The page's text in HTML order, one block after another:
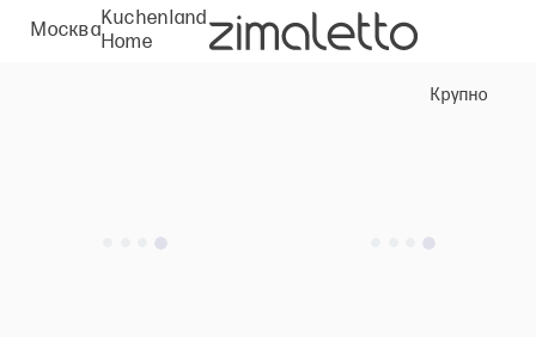
Москва
Kuchenland
Home
Крупно